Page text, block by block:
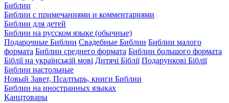
Библии
Библии с примечаниями и комментариями
Библии для детей
Библии на русском языке (обычные)
Подарочные Библии Свадебные Библии Библии малого
формата Библии среднего формата Библии большого формата
Біблії на українській мові Дитячі Біблії Подарункові Біблії
Библии настольные
Новый Завет, Псалтырь, книги Библии
Библии на иностранных языках
Канцтовары